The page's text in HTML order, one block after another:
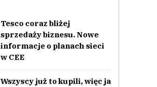
Tesco coraz bliżej
sprzedaży biznesu. Nowe
informacje o planach sieci
w CEE
Wszyscy już to kupili, więc ja